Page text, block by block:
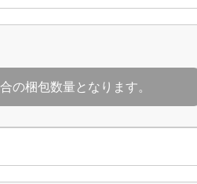
の梱包数量となります。